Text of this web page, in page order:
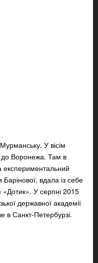
У вісім
до Воронежа. Там в
експериментальний
вдала із себе
«Дотик». У серпні 2015
державної академії
в Санкт-Петербурзі.